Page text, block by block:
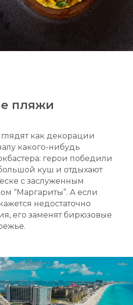
пляжи
как декорации
какого-нибудь
герои победили
куш и отдыхают
с заслуженным
“Маргариты”. А если
недостаточно
его заменят бирюзовые